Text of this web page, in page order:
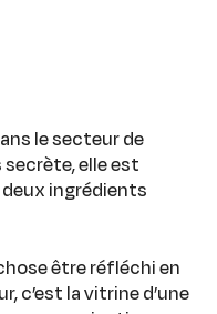
le secteur de
secrète, elle est
ingrédients
être réfléchi en
c’est la vitrine d’une